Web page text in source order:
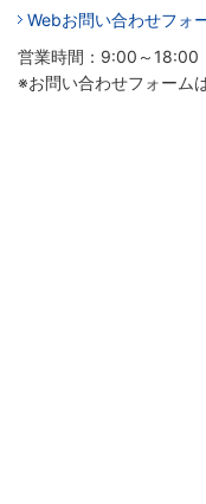
Webお問い合わせフォ
営業時間：9:00～18:00
※お問い合わせフォーム